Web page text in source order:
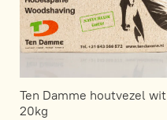
Ten Damme houtvezel wit
20kg